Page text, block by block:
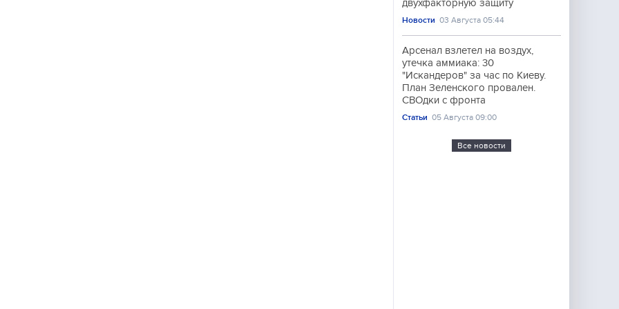
двухфакторную защиту
Новости 03 Августа 05:44
Арсенал взлетел на воздух,
утечка аммиака: 30
"Искандеров" за час по Киеву.
План Зеленского провален.
СВОдки с фронта
Статьи 05 Августа 09:00
Все новости